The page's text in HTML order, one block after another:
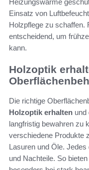
Einsatz von
Holzpflege zu schaffen.
entscheidend, um
kann.
Holzoptik
Die richtige
Holzoptik erhalten und
langfristig bewahren zu
verschiedene Produkte
Lasuren und Öle.
und Nachteile. So